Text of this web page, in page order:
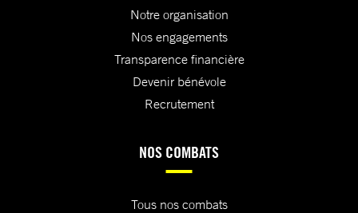
Notre organisation
Nos engagements
Transparence financière
Devenir bénévole
Recrutement
NOS COMBATS
Tous nos combats